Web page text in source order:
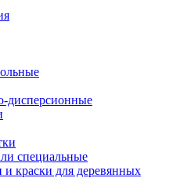
дисперсионные
специальные
краски для деревянных